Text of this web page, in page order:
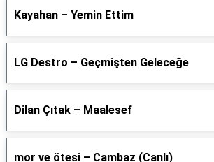
Kayahan – Yemin Ettim
LG Destro – Geçmişten Geleceğe
Dilan Çıtak – Maalesef
​mor ve ötesi – Cambaz (Canlı)